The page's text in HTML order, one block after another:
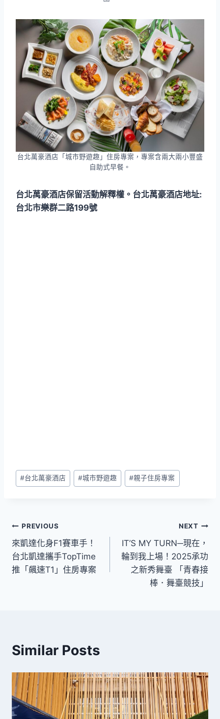
台北萬豪酒店「城市野遊趣」住房專案，專案含兩大兩小豐盛
自助式早餐。
台北萬豪酒店保留活動解釋權。台北萬豪酒店地址:
台北市樂群二路199號
Post
Tags:
#台北萬豪酒店 #城市野遊趣 #親子住房專案
文
章
導
PREVIOUS
來凱達化身F1賽車手！
台北凱達攜手TopTime
推「飆速T1」住房專案
NEXT
IT’S MY TURN─現在，
輪到我上場！2025承功
之新秀舞臺 「青春接
棒．舞臺競技」
Similar Posts